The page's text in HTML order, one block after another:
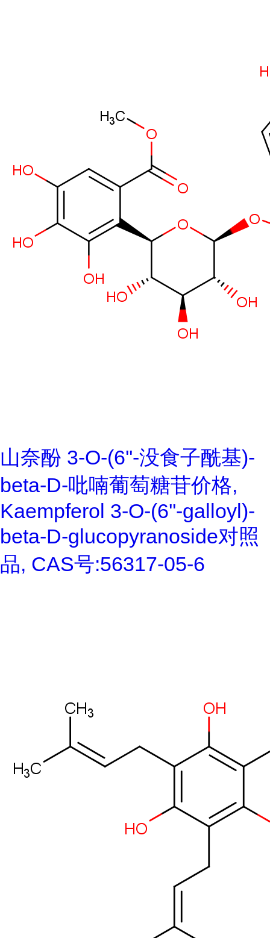
山奈酚 3-O-(6''-没食子酰基)-
beta-D-吡喃葡萄糖苷价格,
Kaempferol 3-O-(6''-galloyl)-
beta-D-glucopyranoside对照
品, CAS号:56317-05-6